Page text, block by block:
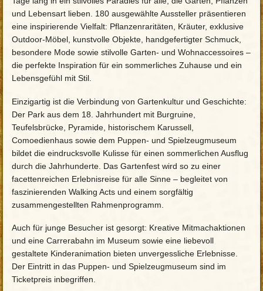
und Lebensart lieben. 180 ausgewählte Aussteller präsentieren
eine inspirierende Vielfalt: Pflanzenraritäten, Kräuter, exklusive
Outdoor-Möbel, kunstvolle Objekte, handgefertigter Schmuck,
besondere Mode sowie stilvolle Garten- und Wohnaccessoires –
die perfekte Inspiration für ein sommerliches Zuhause und ein
Lebensgefühl mit Stil.
Einzigartig ist die Verbindung von Gartenkultur und Geschichte:
Der Park aus dem 18. Jahrhundert mit Burgruine,
Teufelsbrücke, Pyramide, historischem Karussell,
Comoedienhaus sowie dem Puppen- und Spielzeugmuseum
bildet die eindrucksvolle Kulisse für einen sommerlichen Ausflug
durch die Jahrhunderte. Das Gartenfest wird so zu einer
facettenreichen Erlebnisreise für alle Sinne – begleitet von
faszinierenden Walking Acts und einem sorgfältig
zusammengestellten Rahmenprogramm.
Auch für junge Besucher ist gesorgt: Kreative Mitmachaktionen
und eine Carrerabahn im Museum sowie eine liebevoll
gestaltete Kinderanimation bieten unvergessliche Erlebnisse.
Der Eintritt in das Puppen- und Spielzeugmuseum sind im
Ticketpreis inbegriffen.